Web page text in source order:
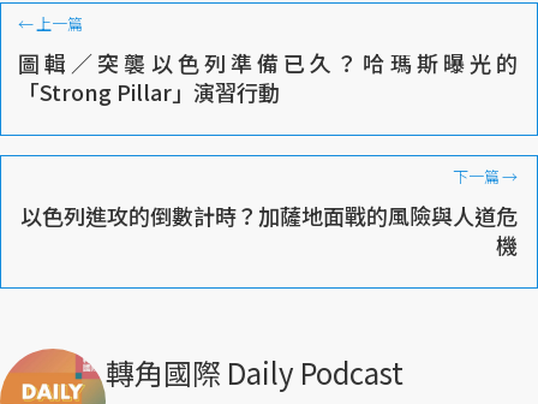
← 上一篇
圖輯／突襲以色列準備已久？哈瑪斯曝光的
「Strong Pillar」演習行動
下一篇→
以色列進攻的倒數計時？加薩地面戰的風險與人道危
機
轉角國際 Daily Podcast